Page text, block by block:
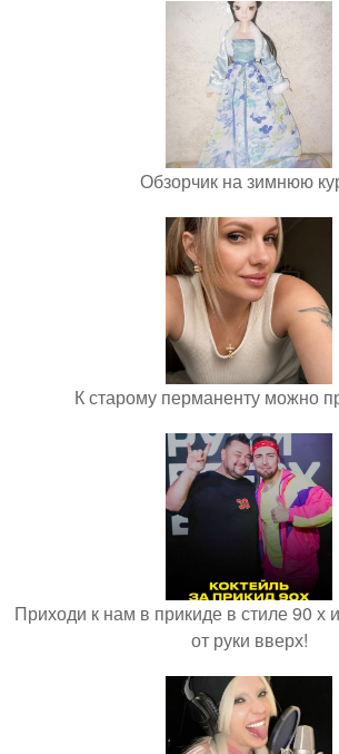
Обзорчик на зимнюю
К старому перманенту можно
Приходи к нам в прикиде в стиле 90 х
от руки вверх!